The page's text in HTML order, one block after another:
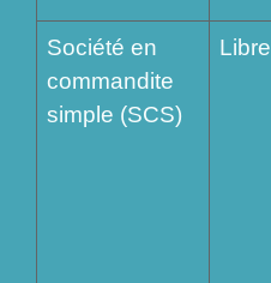
Société en
commandite
simple (SCS)
Libre